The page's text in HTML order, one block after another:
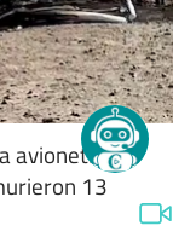
avioneta
13